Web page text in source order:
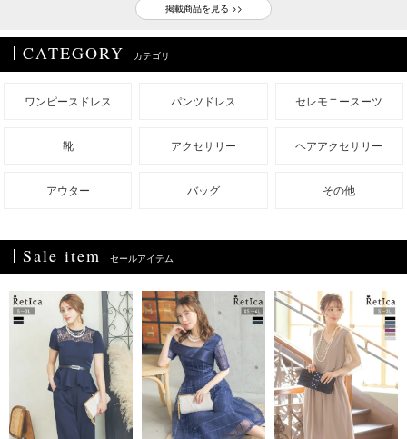
掲載商品を見る >>
CATEGORY カテゴリ
ワンピースドレス パンツドレス セレモニースーツ
靴 アクセサリー ヘアアクセサリー
アウター バッグ その他
Sale item セールアイテム